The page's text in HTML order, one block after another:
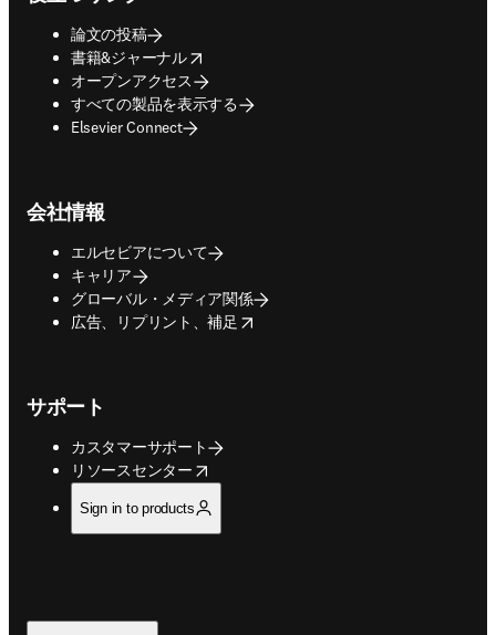
論文の投稿
書籍&ジャーナル
opens in new tab/window
オープンアクセス
すべての製品を表示する
Elsevier Connect
会社情報
エルセビアについて
キャリア
グローバル・メディア関係
広告、リプリント、補足
opens in new tab/window
サポート
カスタマーサポート
リソースセンター
opens in new tab/window
Sign in to products